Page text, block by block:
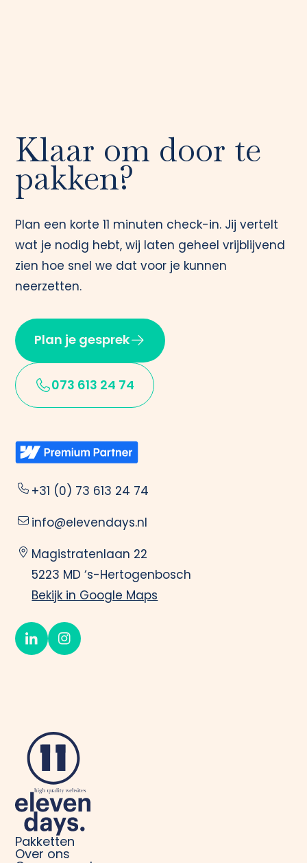
Klaar om door te
pakken?
Plan een korte 11 minuten check-in. Jij vertelt
wat je nodig hebt, wij laten geheel vrijblijvend
zien hoe snel we dat voor je kunnen
neerzetten.
Plan je gesprek
073 613 24 74
+31 (0) 73 613 24 74
info@elevendays.nl
Magistratenlaan 22
5223 MD ‘s-Hertogenbosch
Bekijk in Google Maps
Pakketten
Over ons